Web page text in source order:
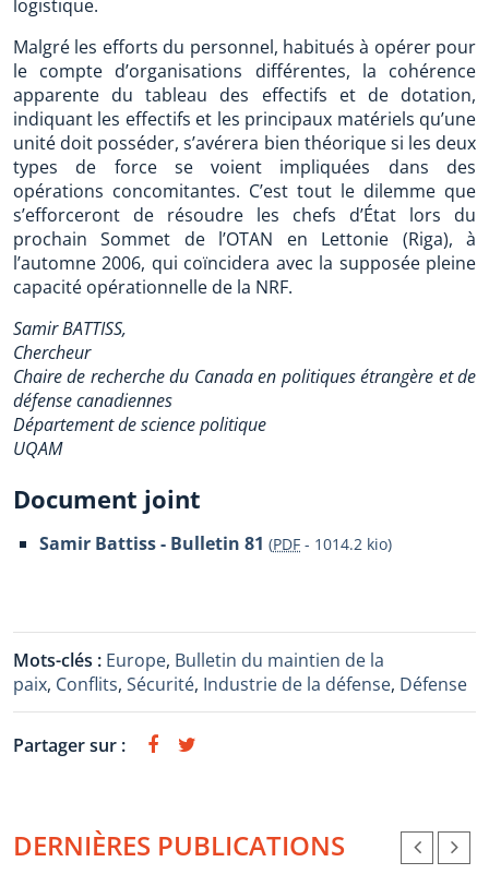
logistique.
Malgré les efforts du personnel, habitués à opérer pour
le compte d’organisations différentes, la cohérence
apparente du tableau des effectifs et de dotation,
indiquant les effectifs et les principaux matériels qu’une
unité doit posséder, s’avérera bien théorique si les deux
types de force se voient impliquées dans des
opérations concomitantes. C’est tout le dilemme que
s’efforceront de résoudre les chefs d’État lors du
prochain Sommet de l’OTAN en Lettonie (Riga), à
l’automne 2006, qui coïncidera avec la supposée pleine
capacité opérationnelle de la NRF.
Samir BATTISS,
Chercheur
Chaire de recherche du Canada en politiques étrangère et de
défense canadiennes
Département de science politique
UQAM
Document joint
Samir Battiss - Bulletin 81 (PDF - 1014.2 kio)
Mots-clés : Europe, Bulletin du maintien de la
paix, Conflits, Sécurité, Industrie de la défense, Défense
Partager sur :
DERNIÈRES PUBLICATIONS